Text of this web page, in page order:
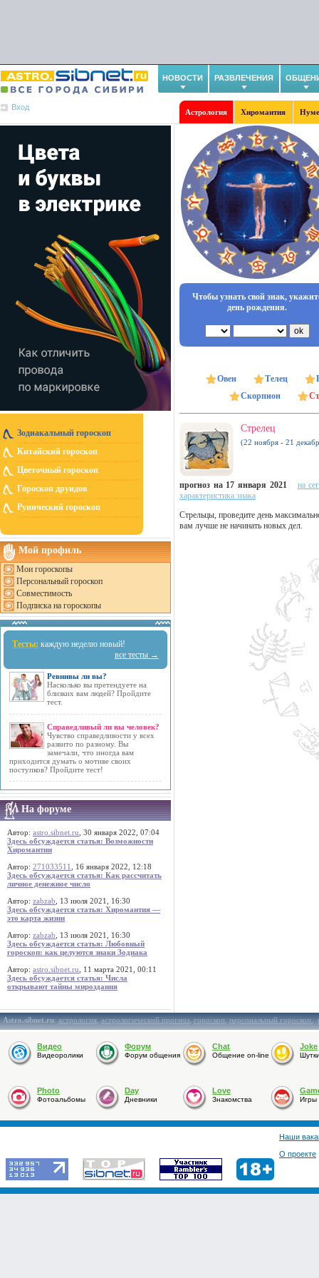
НОВОСТИ РАЗВЛЕЧЕНИЯ
Вход
Астрология Хиромантия
Зодиакальный гороскоп
Китайский гороскоп
Цветочный гороскоп
Гороскоп друидов
Рунический гороскоп
Мой профиль
Мои гороскопы
Персональный гороскоп
Совместимость
Подписка на гороскопы
Тесты: каждую неделю новый!
все тесты →
Ревнивы ли вы?
Насколько вы претендуете на
близких вам людей? Пройдите
тест.
Справедливый ли вы человек?
Чувство справедливости у всех
развито по разному. Вы
замечали, что иногда вам
приходится думать о мотиве своих
поступков? Пройдите тест!
На форуме
Автор: astro.sibnet.ru , 30 января 2022, 07:04
Здесь обсуждается статья: Возможности
Хиромантии
Автор: 271033511
, 16 января 2022, 12:18
Здесь обсуждается статья: Как рассчитать
личное денежное число
Автор: zabzab , 13 июля 2021, 16:30
Здесь обсуждается статья: Хиромантия —
это карта жизни
Автор: zabzab , 13 июля 2021, 16:30
Здесь обсуждается статья: Любовный
гороскоп: как целуются знаки Зодиака
Автор: astro.sibnet.ru , 11 марта 2021, 00:11
Здесь обсуждается статья: Числа
открывают тайны мироздания
Чтобы узнать свой знак,
день рождения.
Овен Телец
Скорпион
Стрелец
(22 ноября - 21
прогноз на 17 января 2021
на
характеристика знака
Стрельцы, проведите день
вам лучше не начинать новых дел.
Astro.sibnet.ru:астрология,астрологический прогноз,гороскоп,персональный гороскоп,
Видео
Видеоролики
Форум
Форум общения
Chat
Общение on-line
Joke
Photo
Фотоальбомы
Day
Дневники
Love
Знакомства Игры
Наши
О проекте